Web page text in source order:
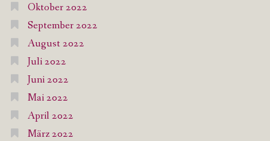
Oktober 2022
September 2022
August 2022
Juli 2022
Juni 2022
Mai 2022
April 2022
März 2022